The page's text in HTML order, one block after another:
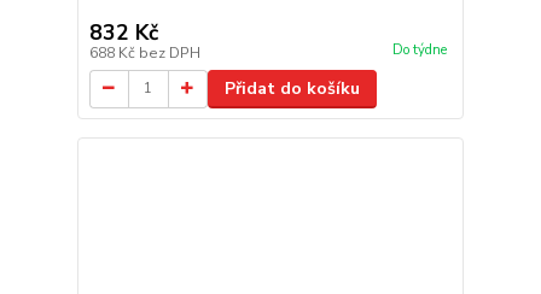
832 Kč
688 Kč bez DPH Do týdne
Přidat do košíku